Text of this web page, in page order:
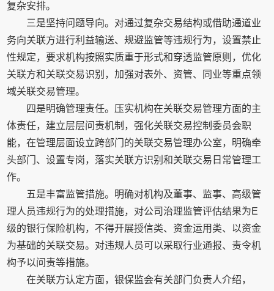
复杂安排。
三是坚持问题导向。对通过复杂交易结构或借助通道业
务向关联方进行利益输送、规避监管等违规行为，设置禁止
性规定，要求机构按照实质重于形式和穿透监管原则，优化
关联方和关联交易识别，加强对表外、资管、同业等重点领
域关联交易管理。
四是明确管理责任。压实机构在关联交易管理方面的主
体责任，建立层层问责机制，强化关联交易控制委员会职
能，在管理层面设立跨部门的关联交易管理办公室，明确牵
头部门、设置专岗，落实关联方识别和关联交易日常管理工
作。
五是丰富监管措施。明确对机构及董事、监事、高级管
理人员违规行为的处理措施，对公司治理监管评估结果为E
级的银行保险机构，不得开展授信类、资金运用类、以资金
为基础的关联交易。对违规人员可以采取行业通报、责令机
构予以问责等措施。
在关联方认定方面，银保监会有关部门负责人介绍，